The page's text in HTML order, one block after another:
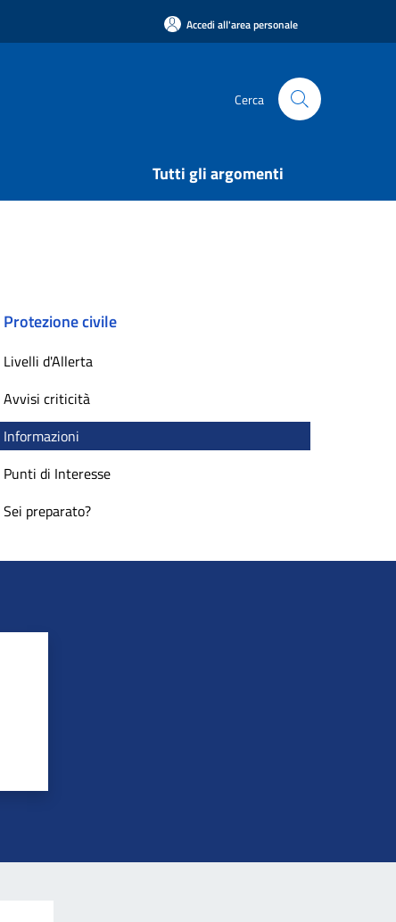
Accedi all'area personale
Cerca
Tutti gli argomenti
Protezione civile
Livelli d'Allerta
Avvisi criticità
Informazioni
Punti di Interesse
Sei preparato?